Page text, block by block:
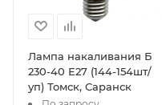
Лампа накаливания Б
230-40 Е27 (144-154шт/
уп) Томск, Саранск